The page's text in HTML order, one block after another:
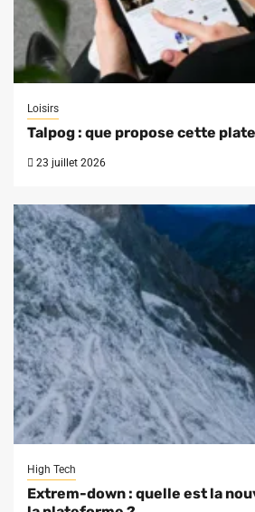
Loisirs
Talpog : que propose cette
23 juillet 2026
High Tech
Extrem-down : quelle est la